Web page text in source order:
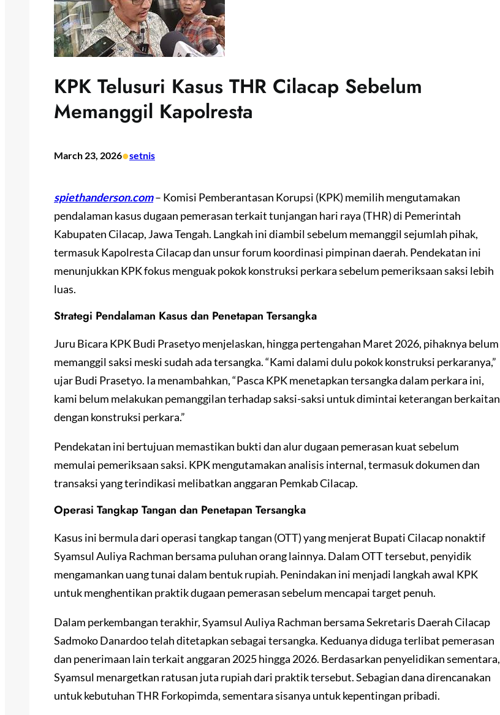
KPK Telusuri Kasus THR Cilacap Sebelum
Memanggil Kapolresta
March 23, 2026•setnis
spiethanderson.com– Komisi Pemberantasan Korupsi (KPK) memilih mengutamakan
pendalaman kasus dugaan pemerasan terkait tunjangan hari raya (THR) di Pemerintah
Kabupaten Cilacap, Jawa Tengah. Langkah ini diambil sebelum memanggil sejumlah pihak,
termasuk Kapolresta Cilacap dan unsur forum koordinasi pimpinan daerah. Pendekatan ini
menunjukkan KPK fokus menguak pokok konstruksi perkara sebelum pemeriksaan saksi lebih
luas.
Strategi Pendalaman Kasus dan Penetapan Tersangka
Juru Bicara KPK Budi Prasetyo menjelaskan, hingga pertengahan Maret 2026, pihaknya belum
memanggil saksi meski sudah ada tersangka. “Kami dalami dulu pokok konstruksi perkaranya,”
ujar Budi Prasetyo. Ia menambahkan, “Pasca KPK menetapkan tersangka dalam perkara ini,
kami belum melakukan pemanggilan terhadap saksi-saksi untuk dimintai keterangan berkaitan
dengan konstruksi perkara.”
Pendekatan ini bertujuan memastikan bukti dan alur dugaan pemerasan kuat sebelum
memulai pemeriksaan saksi. KPK mengutamakan analisis internal, termasuk dokumen dan
transaksi yang terindikasi melibatkan anggaran Pemkab Cilacap.
Operasi Tangkap Tangan dan Penetapan Tersangka
Kasus ini bermula dari operasi tangkap tangan (OTT) yang menjerat Bupati Cilacap nonaktif
Syamsul Auliya Rachman bersama puluhan orang lainnya. Dalam OTT tersebut, penyidik
mengamankan uang tunai dalam bentuk rupiah. Penindakan ini menjadi langkah awal KPK
untuk menghentikan praktik dugaan pemerasan sebelum mencapai target penuh.
Dalam perkembangan terakhir, Syamsul Auliya Rachman bersama Sekretaris Daerah Cilacap
Sadmoko Danardoo telah ditetapkan sebagai tersangka. Keduanya diduga terlibat pemerasan
dan penerimaan lain terkait anggaran 2025 hingga 2026. Berdasarkan penyelidikan sementara,
Syamsul menargetkan ratusan juta rupiah dari praktik tersebut. Sebagian dana direncanakan
untuk kebutuhan THR Forkopimda, sementara sisanya untuk kepentingan pribadi.